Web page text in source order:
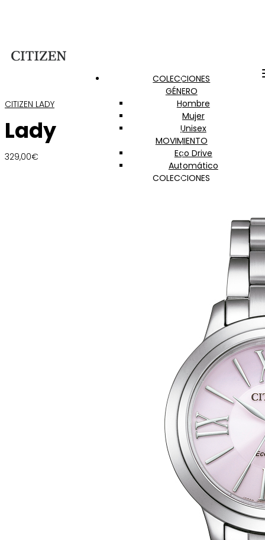
COLECCIONES
GÉNERO
Hombre
Mujer
Unisex
MOVIMIENTO
Eco Drive
Automático
COLECCIONES
Satellite Wave GPS
Tsuki-yomi
Tsuyosa
Pilot Radiocontrolado
Promaster Diver’s
TECNOLOGÍA
Eco Drive
Radiocontrolado
Super Titanium™
EMPRESA
SOPORTE
Contacto
Puntos de venta
Centros de Asistencia
Libros de instrucciones
Garantía
CITIZEN LADY
Lady
329,00€